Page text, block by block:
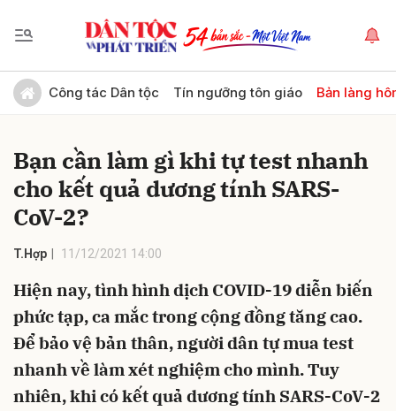
Công tác Dân tộc Tín ngưỡng tôn giáo Bản làng
Bạn cần làm gì khi tự test nhanh
cho kết quả dương tính SARS-
CoV-2?
T.Hợp 11/12/2021 14:00
Hiện nay, tình hình dịch COVID-19 diễn biến
phức tạp, ca mắc trong cộng đồng tăng cao.
Để bảo vệ bản thân, người dân tự mua test
nhanh về làm xét nghiệm cho mình. Tuy
nhiên, khi có kết quả dương tính SARS-CoV-2
Gửi bình luận